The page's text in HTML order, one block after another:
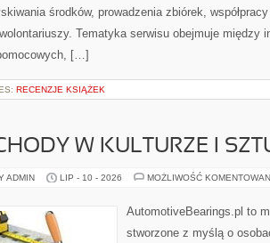
środków, prowadzenia zbiórek,
Tematyka serwisu obejmuje między
[…]
RECENZJE KSIĄŻEK
W KULTURZE I
ADMIN LIP - 10 - 2026 MOŻLIWOŚĆ
AutomotiveBearings.pl to
stworzone z myślą o